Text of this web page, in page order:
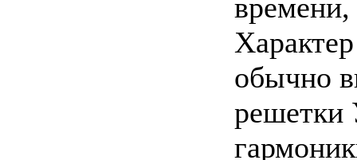
времени,
обычно
решетки